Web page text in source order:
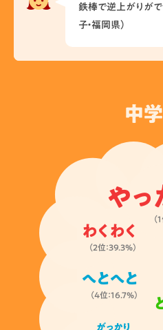
中
やっ
（
わくわく
（2位：39.3%）
へとへと
（4位：16.7%）
がっかり
鉄棒で逆上がりがで
子・福岡県）